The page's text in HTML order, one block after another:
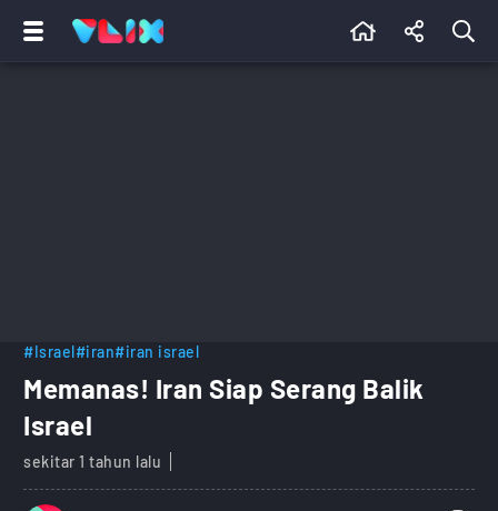
#Israel#iran#iran israel
Memanas! Iran Siap Serang Balik
Israel
sekitar 1 tahun lalu